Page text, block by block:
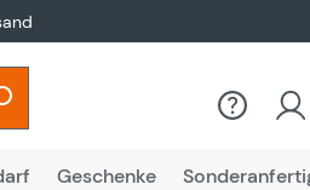
Geschenke